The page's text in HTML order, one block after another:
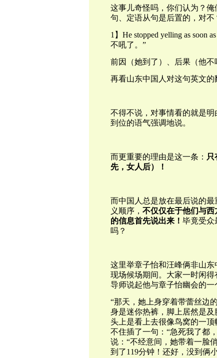
这事儿奇怪吗，你们认为？
句、定语从句是后置的，对不
1】He stopped yelling as soon
不吼了。”
前因（她到了）、后果（他
再看山东中国人对这句英文
不得不说，对事情看的就是
到位的语气强调地说。
而更重要的理由是这一条： 只
先，女人后）！
而中国人总是放在最后说的
义顺序， 不仅仅在于他们与
的信息首先说出来！ 毕竟受众
吗？
这里举章子怡和汪峰俩非山
现场候场期间。大家一时闲
导师说起他与章子怡幽会的一
“那天，她上身穿着带蕾丝边
身是迷你热裤，脚上居然是及
头上是看上去很像鸟窝的一
不住插了一句：“急死我了都
说：“不经意间，她带着一脸
到了119分钟！还好，没到